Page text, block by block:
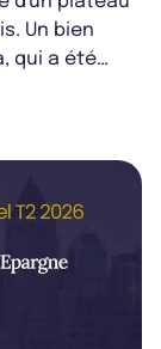
Un bien
qui a été